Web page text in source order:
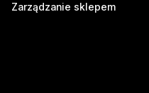
Zarządzanie sklepem